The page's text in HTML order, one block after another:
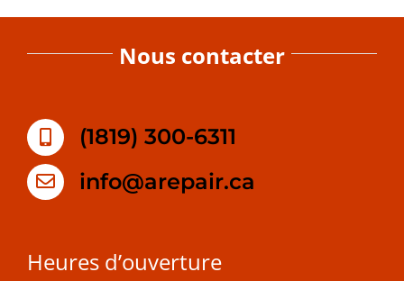
Nous contacter
(1819) 300-6311
info@arepair.ca
Heures d’ouverture